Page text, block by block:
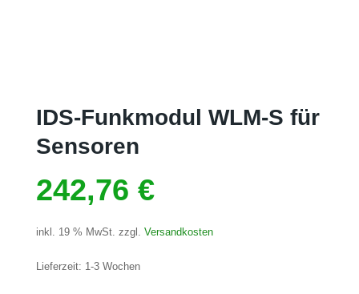
IDS-Funkmodul WLM-S für
Sensoren
242,76 €
inkl. 19 % MwSt. zzgl. Versandkosten
Lieferzeit: 1-3 Wochen